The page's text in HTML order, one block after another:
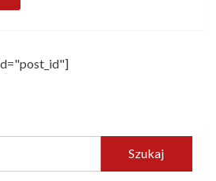
Szukaj